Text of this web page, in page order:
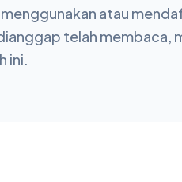
atau
telah membaca,
ini.